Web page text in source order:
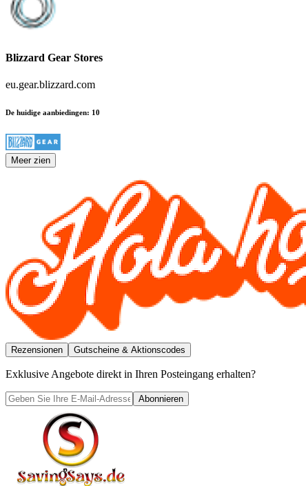
Blizzard Gear Stores
eu.gear.blizzard.com
De huidige aanbiedingen: 10
Meer zien
Rezensionen Gutscheine & Aktionscodes
Exklusive Angebote direkt in Ihren Posteingang erhalten?
Abonnieren